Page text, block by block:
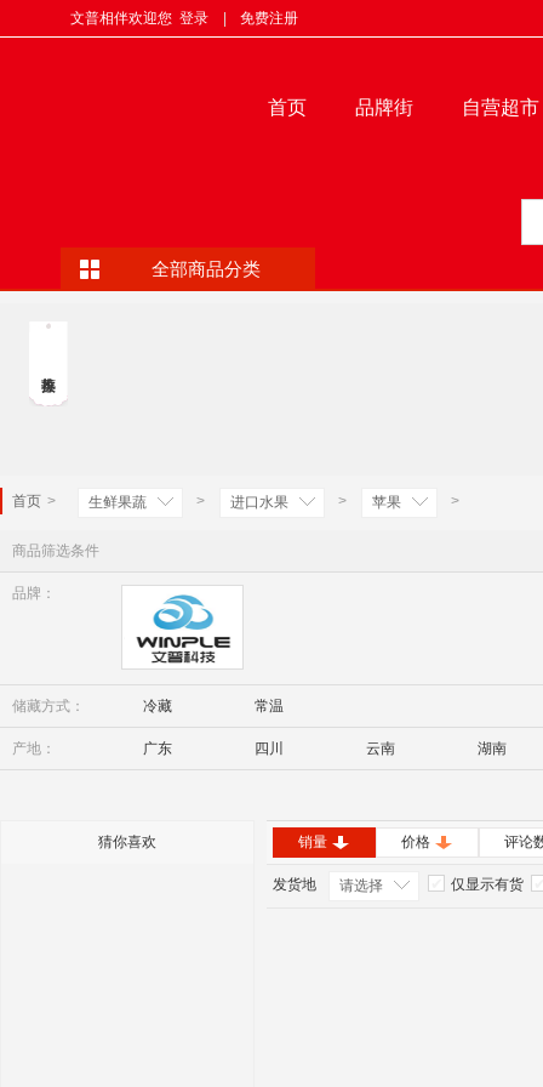
文普相伴欢迎您 登录 免费注册
首页 品牌街 自营超市
全部商品分类
首页 > 生鲜果蔬 > 进口水果 > 苹果 >
商品筛选条件
品牌：
Winple
储藏方式： 冷藏 常温
产地： 广东 四川 云南 湖南
猜你喜欢 销量 价格 评论
发货地 请选择 仅显示有货